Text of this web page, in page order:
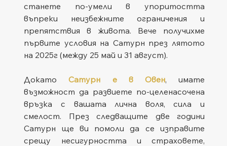
станете по-умели в упоритостта
въпреки неизбежните ограничения и
препятствия в живота. Вече получихме
първите условия на Сатурн през лятото
на 2025г (между 25 май и 31 август).
Докато Сатурн е в Овен, имате
възможност да развиете по-целенасочена
връзка с вашата лична воля, сила и
смелост. През следващите две години
Сатурн ще ви помоли да се изправите
срещу несигурността и страховете,